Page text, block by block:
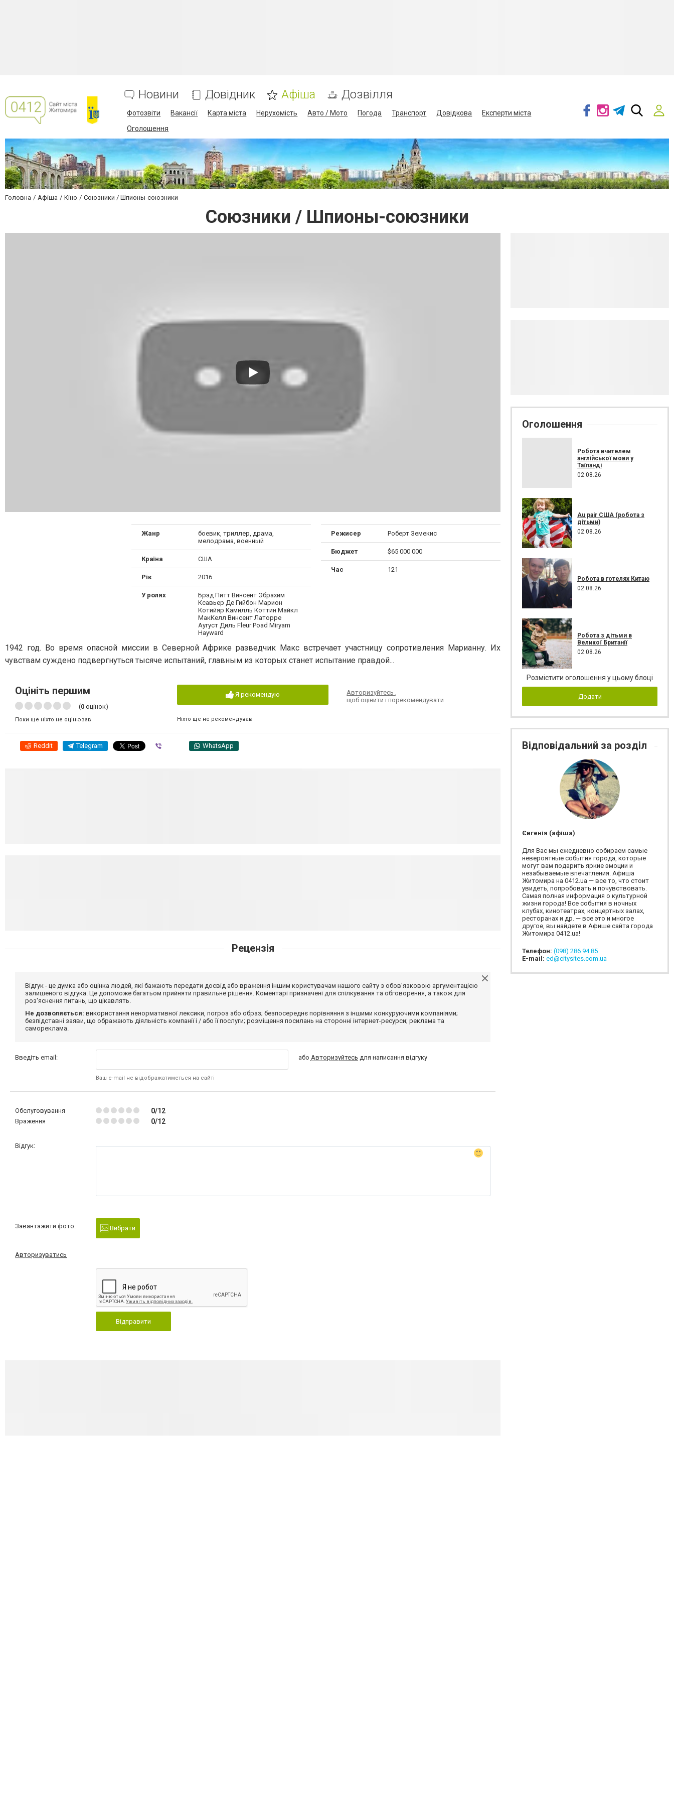
Новини Довідник Афіша Дозвілля
Фотозвіти Вакансії Карта міста Нерухомість Авто / Мото Погода Транспорт Довідкова
Експерти міста
Оголошення
Головна Афіша Кіно Союзники / Шпионы-союзники
Союзники / Шпионы-союзники
Жанр
боевик, триллер, драма,
мелодрама, военный
Країна США
Рік 2016
У ролях
Брэд Питт Винсент Эбрахим
Ксавьер Де Гийбон Марион
Котийяр Камилль Коттин Майкл
МакКелл Винсент Латорре
Аугуст Диль Fleur Poad Miryam
Hayward
Режисер Роберт Земекис
Бюджет $65 000 000
Час 121
1942 год. Во время опасной миссии в Северной Африке разведчик Макс встречает участницу сопротивления Марианну. Их
чувствам суждено подвергнуться тысяче испытаний, главным из которых станет испытание правдой...
Оцініть першим
(0 оцінок)
Поки ще ніхто не оцінював
Я рекомендую
Ніхто ще не рекомендував
Авторизуйтесь
щоб оцінити і порекомендувати
Reddit Telegram WhatsApp
Рецензія
Відгук - це думка або оцінка людей, які бажають передати досвід або враження іншим користувачам нашого сайту з обов'язковою аргументацією
залишеного відгука. Це допоможе багатьом прийняти правильне рішення. Коментарі призначені для спілкування та обговорення, а також для
роз'яснення питань, що цікавлять.
Не дозволяється: використання ненормативної лексики, погроз або образ; безпосереднє порівняння з іншими конкуруючими компаніями;
безпідставні заяви, що ображають діяльність компанії і / або її послуги; розміщення посилань на сторонні інтернет-ресурси; реклама та
самореклама.
Введіть email:
Ваш e-mail не відображатиметься на сайті
або Авторизуйтесь для написання відгуку
Обслуговування 0/12
Враження 0/12
Відгук:
Завантажити фото: Вибрати
Авторизуватись
Відправити
Оголошення
Робота вчителем
англійської мови у
Таїланді
02.08.26
Au pair США (робота з
дітьми)
02.08.26
Робота в готелях Китаю
02.08.26
Робота з дітьми в
Великої Британії
02.08.26
Розмістити оголошення у цьому блоці
Додати
Відповідальний за розділ
Євгенія (афіша)
Для Вас мы ежедневно собираем самые
невероятные события города, которые
могут вам подарить яркие эмоции и
незабываемые впечатления. Афиша
Житомира на 0412.ua — все то, что стоит
увидеть, попробовать и почувствовать.
Самая полная информация о культурной
жизни города! Все события в ночных
клубах, кинотеатрах, концертных залах,
ресторанах и др. — все это и многое
другое, вы найдете в Афише сайта города
Житомира 0412.ua!
Телефон: (098) 286 94 85
E-mail: ed@citysites.com.ua